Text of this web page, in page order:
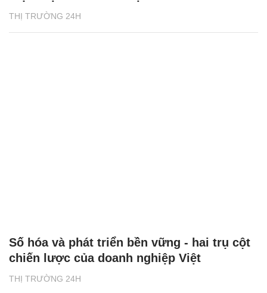
THỊ TRƯỜNG 24H
THỊ TRƯỜNG 24H
Số hóa và phát triển bền vững - hai trụ cột
chiến lược của doanh nghiệp Việt